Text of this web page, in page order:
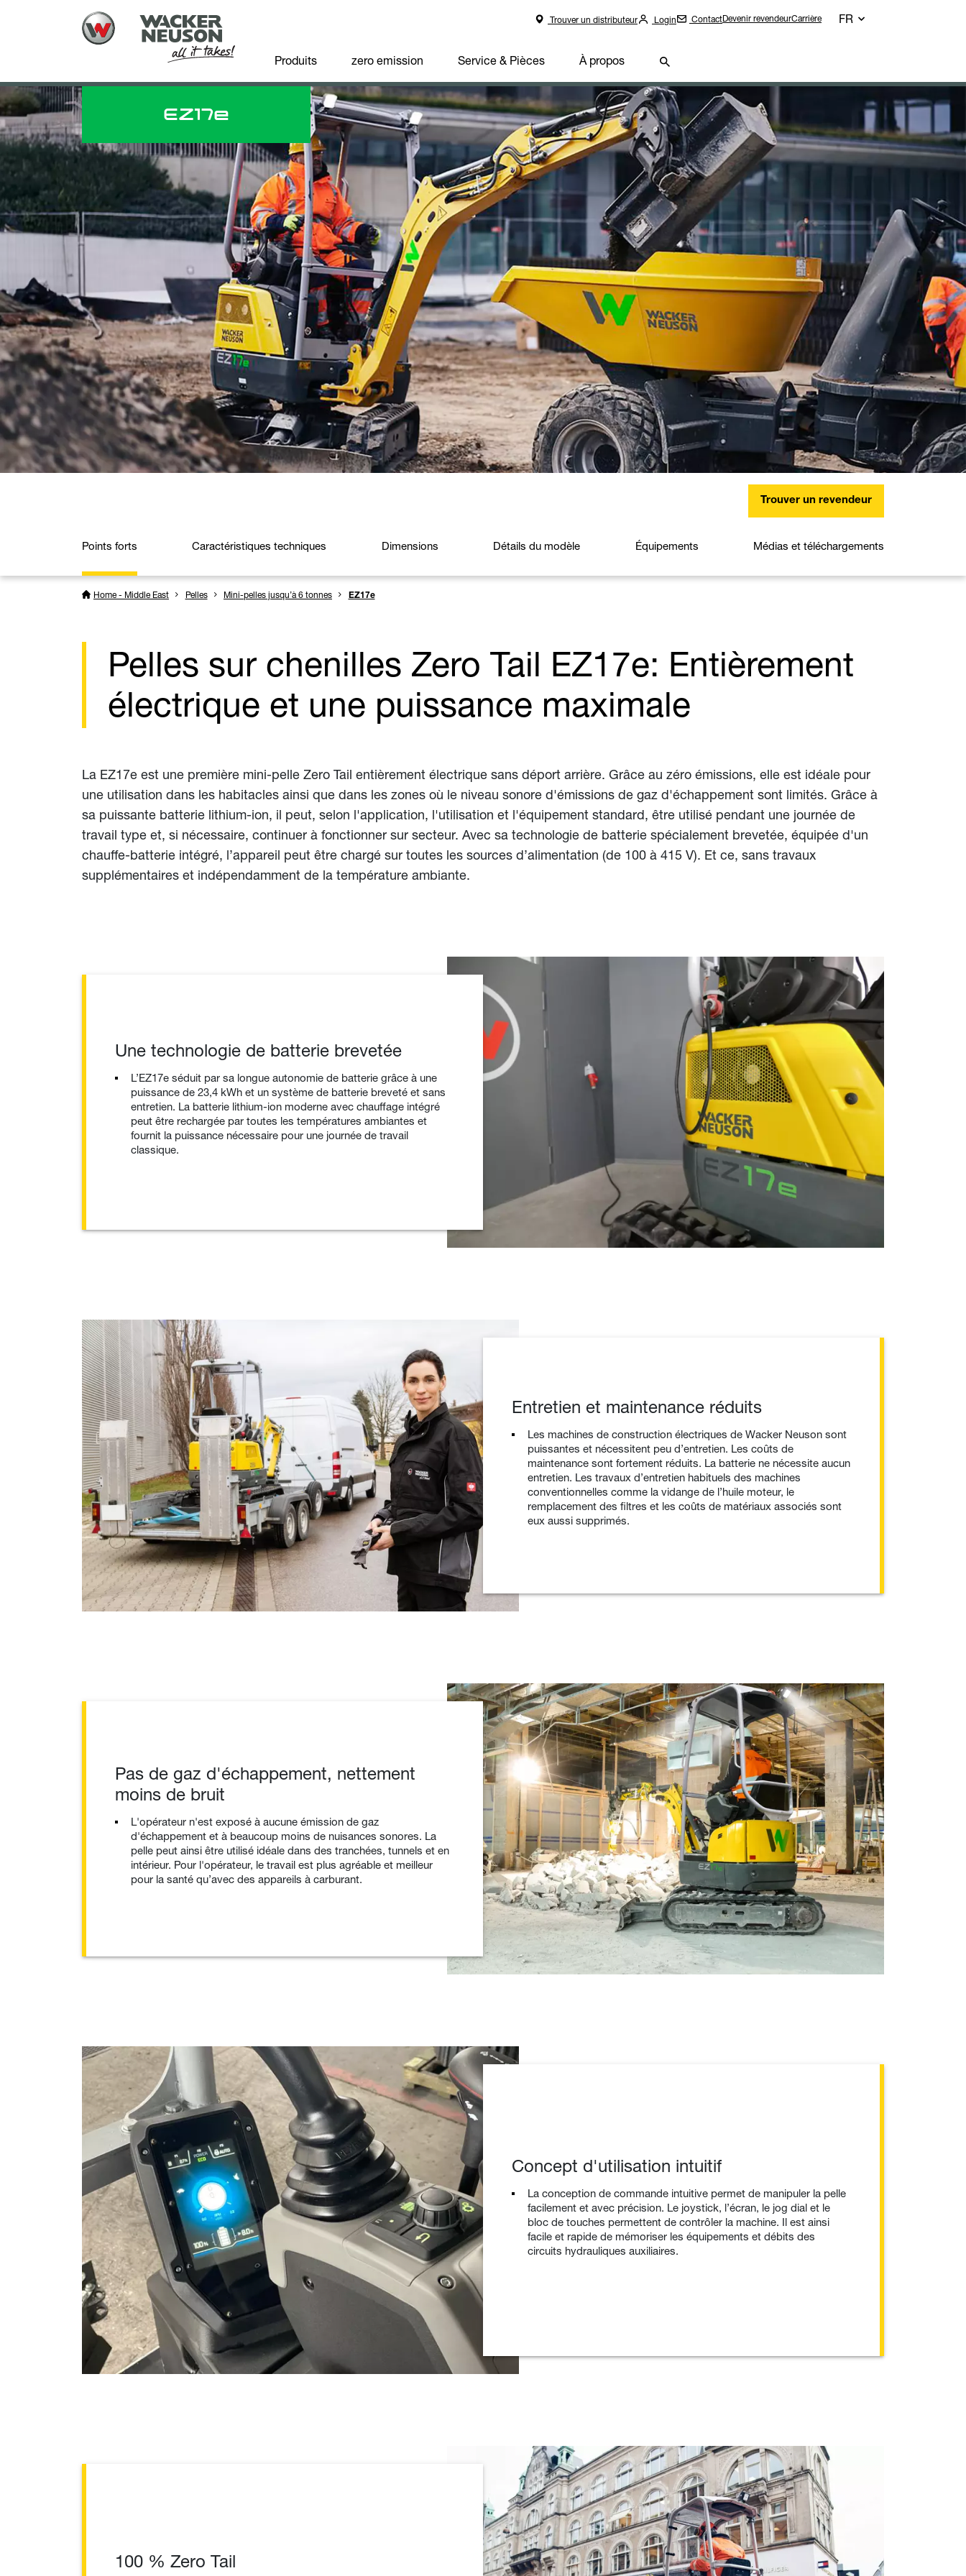
Trouver un distributeur Login ContactDevenir revendeurCarrière FR
Produits zero emission Service & Pièces À propos
EZ17e
Trouver un revendeur
Points forts Caractéristiques techniques Dimensions Détails du modèle Équipements Médias et téléchargements
Home - Middle East Pelles Mini-pelles jusqu’à 6 tonnes EZ17e
Pelles sur chenilles Zero Tail EZ17e: Entièrement
électrique et une puissance maximale
La EZ17e est une première mini-pelle Zero Tail entièrement électrique sans déport arrière. Grâce au zéro émissions, elle est idéale pour
une utilisation dans les habitacles ainsi que dans les zones où le niveau sonore d'émissions de gaz d'échappement sont limités. Grâce à
sa puissante batterie lithium-ion, il peut, selon l'application, l'utilisation et l'équipement standard, être utilisé pendant une journée de
travail type et, si nécessaire, continuer à fonctionner sur secteur. Avec sa technologie de batterie spécialement brevetée, équipée d'un
chauffe-batterie intégré, l’appareil peut être chargé sur toutes les sources d’alimentation (de 100 à 415 V). Et ce, sans travaux
supplémentaires et indépendamment de la température ambiante.
Une technologie de batterie brevetée
L’EZ17e séduit par sa longue autonomie de batterie grâce à une
puissance de 23,4 kWh et un système de batterie breveté et sans
entretien. La batterie lithium-ion moderne avec chauffage intégré
peut être rechargée par toutes les températures ambiantes et
fournit la puissance nécessaire pour une journée de travail
classique.
Entretien et maintenance réduits
Les machines de construction électriques de Wacker Neuson sont
puissantes et nécessitent peu d’entretien. Les coûts de
maintenance sont fortement réduits. La batterie ne nécessite aucun
entretien. Les travaux d’entretien habituels des machines
conventionnelles comme la vidange de l’huile moteur, le
remplacement des filtres et les coûts de matériaux associés sont
eux aussi supprimés.
Pas de gaz d'échappement, nettement
moins de bruit
L'opérateur n'est exposé à aucune émission de gaz
d'échappement et à beaucoup moins de nuisances sonores. La
pelle peut ainsi être utilisé idéale dans des tranchées, tunnels et en
intérieur. Pour l'opérateur, le travail est plus agréable et meilleur
pour la santé qu’avec des appareils à carburant.
Concept d'utilisation intuitif
La conception de commande intuitive permet de manipuler la pelle
facilement et avec précision. Le joystick, l’écran, le jog dial et le
bloc de touches permettent de contrôler la machine. Il est ainsi
facile et rapide de mémoriser les équipements et débits des
circuits hydrauliques auxiliaires.
100 % Zero Tail